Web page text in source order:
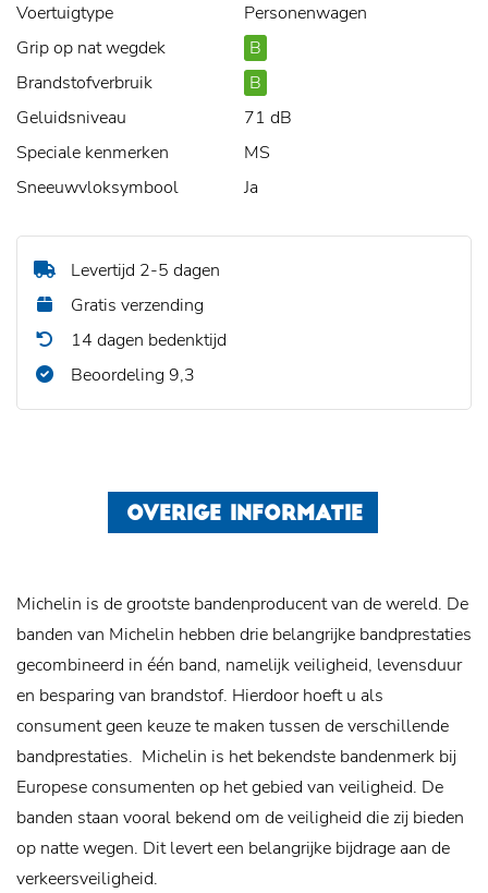
Voertuigtype
Personenwagen
Grip op nat wegdek
B
Brandstofverbruik
B
Geluidsniveau
71 dB
Speciale kenmerken
MS
Sneeuwvloksymbool
Ja
Levertijd 2-5 dagen
Gratis verzending
14 dagen bedenktijd
Beoordeling 9,3
OVERIGE INFORMATIE
Michelin is de grootste bandenproducent van de wereld. De
banden van Michelin hebben drie belangrijke bandprestaties
gecombineerd in één band, namelijk veiligheid, levensduur
en besparing van brandstof. Hierdoor hoeft u als
consument geen keuze te maken tussen de verschillende
bandprestaties. Michelin is het bekendste bandenmerk bij
Europese consumenten op het gebied van veiligheid. De
banden staan vooral bekend om de veiligheid die zij bieden
op natte wegen. Dit levert een belangrijke bijdrage aan de
verkeersveiligheid.